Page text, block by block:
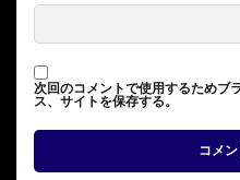
次回のコメントで使用するためブ
ス、サイトを保存する。